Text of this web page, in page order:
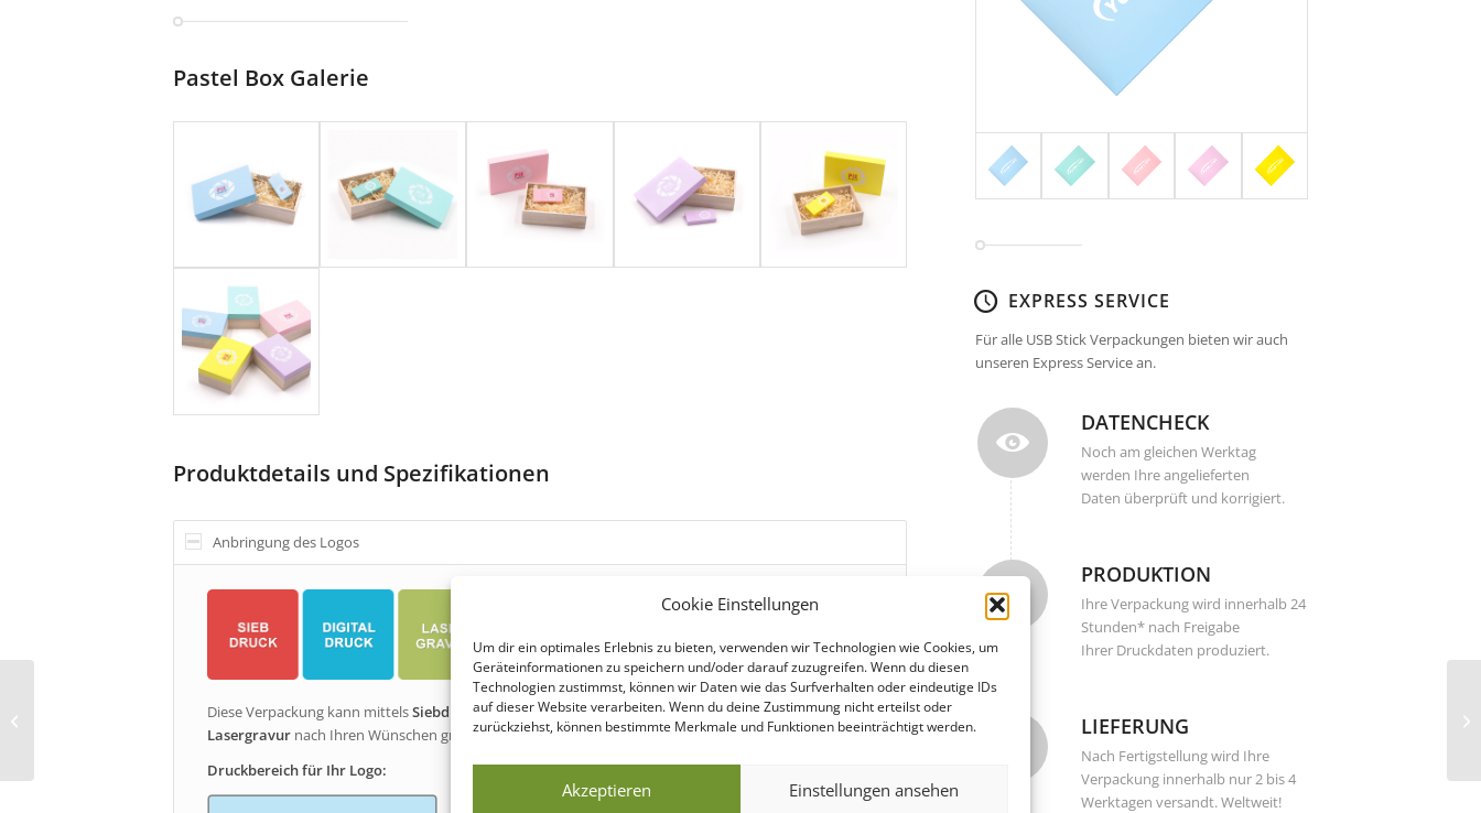
Cookie Einstellungen
Um dir ein optimales Erlebnis zu bieten, verwenden wir Technologien wie Cookies, um
Geräteinformationen zu speichern und/oder darauf zuzugreifen. Wenn du diesen
Technologien zustimmst, können wir Daten wie das Surfverhalten oder eindeutige IDs
auf dieser Website verarbeiten. Wenn du deine Zustimmung nicht erteilst oder
zurückziehst, können bestimmte Merkmale und Funktionen beeinträchtigt werden.
Akzeptieren Einstellungen ansehen
Pastel Box Galerie
Produktdetails und Spezifikationen
Anbringung des Logos
Diese Verpackung kann mittelsSiebdruck(1-4 fbg.) undDigitaldruck(4c) bedruckt als auch mit
Lasergravur nach Ihren Wünschen graviert werden.
Druckbereich für Ihr Logo:
EXPRESS SERVICE
Für alle USB Stick Verpackungen bieten wir auch
unseren Express Service an.
DATENCHECK
Noch am gleichen Werktag
werden Ihre angelieferten
Daten überprüft und korrigiert.
PRODUKTION
Ihre Verpackung wird innerhalb 24
Stunden* nach Freigabe
Ihrer Druckdaten produziert.
LIEFERUNG
Nach Fertigstellung wird Ihre
Verpackung innerhalb nur 2 bis 4
Werktagen versandt. Weltweit!